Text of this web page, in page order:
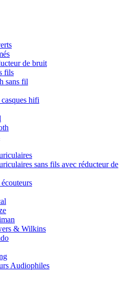
de bruit
fils
sans fil
hifi
sans fils avec réducteur de
& Wilkins
Audiophiles